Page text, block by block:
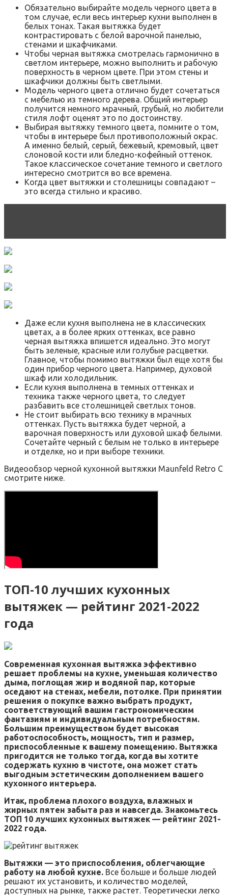
Обязательно выбирайте модель черного цвета в
том случае, если весь интерьер кухни выполнен в
белых тонах. Такая вытяжка будет
контрастировать с белой варочной панелью,
стенами и шкафчиками.
Чтобы черная вытяжка смотрелась гармонично в
светлом интерьере, можно выполнить и рабочую
поверхность в черном цвете. При этом стены и
шкафчики должны быть светлыми.
Модель черного цвета отлично будет сочетаться
с мебелью из темного дерева. Общий интерьер
получится немного мрачный, грубый, но любители
стиля лофт оценят это по достоинству.
Выбирая вытяжку темного цвета, помните о том,
чтобы в интерьере был противоположный окрас.
А именно белый, серый, бежевый, кремовый, цвет
слоновой кости или бледно-кофейный оттенок.
Такое классическое сочетание темного и светлого
интересно смотрится во все времена.
Когда цвет вытяжки и столешницы совпадают –
это всегда стильно и красиво.
Даже если кухня выполнена не в классических
цветах, а в более ярких оттенках, все равно
черная вытяжка впишется идеально. Это могут
быть зеленые, красные или голубые расцветки.
Главное, чтобы помимо вытяжки был еще хотя бы
один прибор черного цвета. Например, духовой
шкаф или холодильник.
Если кухня выполнена в темных оттенках и
техника также черного цвета, то следует
разбавить все столешницей светлых тонов.
Не стоит выбирать всю технику в мрачных
оттенках. Пусть вытяжка будет черной, а
варочная поверхность или духовой шкаф белыми.
Сочетайте черный с белым не только в интерьере
и отделке, но и при выборе техники.
Видеообзор черной кухонной вытяжки Maunfeld Retro C
смотрите ниже.
ТОП-10 лучших кухонных
вытяжек — рейтинг 2021-2022
года
Современная кухонная вытяжка эффективно
решает проблемы на кухне, уменьшая количество
дыма, поглощая жир и водяной пар, которые
оседают на стенах, мебели, потолке. При принятии
решения о покупке важно выбрать продукт,
соответствующий вашим гастрономическим
фантазиям и индивидуальным потребностям.
Большим преимуществом будет высокая
работоспособность, мощность, тип и размер,
приспособленные к вашему помещению. Вытяжка
пригодится не только тогда, когда вы хотите
содержать кухню в чистоте, она может стать
выгодным эстетическим дополнением вашего
кухонного интерьера.
Итак, проблема плохого воздуха, влажных и
жирных пятен забыта раз и навсегда. Знакомьтесь
ТОП 10 лучших кухонных вытяжек — рейтинг 2021-
2022 года.
Вытяжки — это приспособления, облегчающие
работу на любой кухне. Все больше и больше людей
решают их установить, и количество моделей,
доступных на рынке, также растет. Теоретически легко